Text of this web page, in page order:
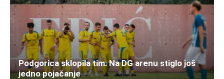
Podgorica sklopila tim: Na DG arenu stiglo još
jedno pojačanje